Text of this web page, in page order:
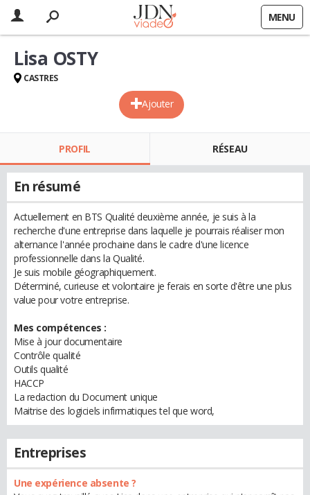
MENU
Ajouter
Lisa OSTY
CASTRES
PROFIL RÉSEAU
En résumé
Actuellement en BTS Qualité deuxième année, je suis à la
recherche d'une entreprise dans laquelle je pourrais réaliser mon
alternance l'année prochaine dans le cadre d'une licence
professionnelle dans la Qualité.
Je suis mobile géographiquement.
Déterminé, curieuse et volontaire je ferais en sorte d'être une plus
value pour votre entreprise.
Mes compétences :
Mise à jour documentaire
Contrôle qualité
Outils qualité
HACCP
La redaction du Document unique
Maitrise des logiciels infirmatiques tel que word,
Entreprises
Une expérience absente ?